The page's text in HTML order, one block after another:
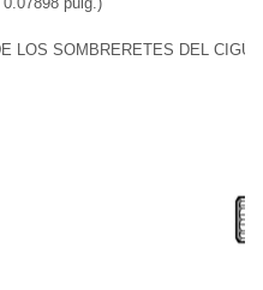
LOS SOMBRERETES DEL